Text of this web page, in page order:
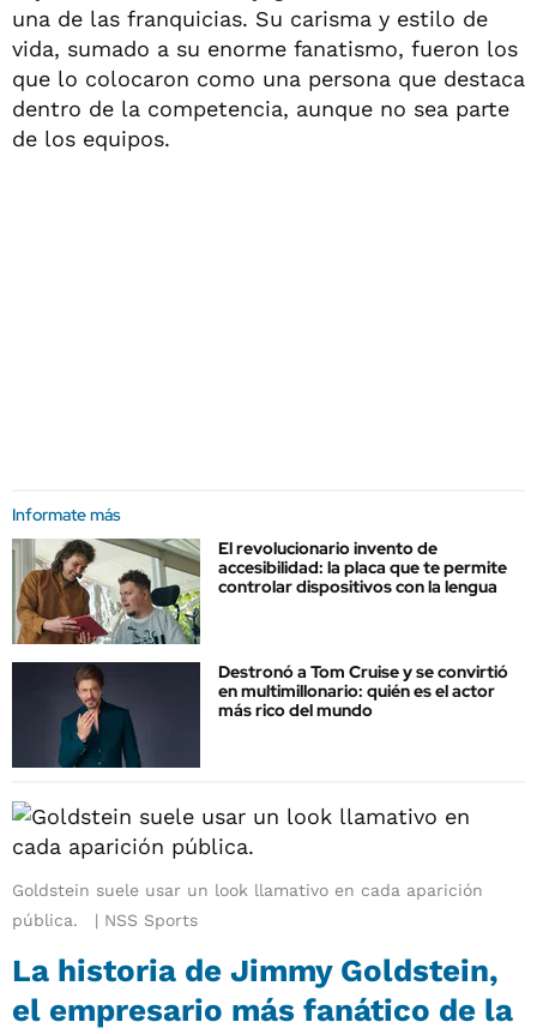
una de las franquicias. Su carisma y estilo de
vida, sumado a su enorme fanatismo, fueron los
que lo colocaron como una persona que destaca
dentro de la competencia, aunque no sea parte
de los equipos.
Informate más
El revolucionario invento de
accesibilidad: la placa que te permite
controlar dispositivos con la lengua
Destronó a Tom Cruise y se convirtió
en multimillonario: quién es el actor
más rico del mundo
Goldstein suele usar un look llamativo en cada aparición
pública.
NSS Sports
La historia de Jimmy Goldstein,
el empresario más fanático de la